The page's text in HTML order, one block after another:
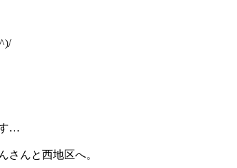
…
さんと西地区へ。